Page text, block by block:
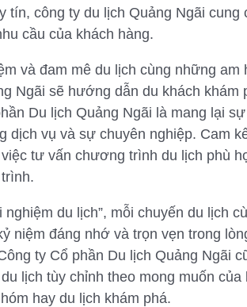
tín, công ty du lịch Quảng Ngãi cung
cầu của khách hàng.
và đam mê du lịch cùng những am
Ngãi sẽ hướng dẫn du khách khám
Du lịch Quảng Ngãi là mang lại
dịch vụ và sự chuyên nghiệp. Cam
tư vấn chương trình du lịch phù
du lịch”, mỗi chuyến du lịch
niệm đáng nhớ và trọn vẹn trong
ty Cổ phần Du lịch Quảng Ngãi
lịch tùy chỉnh theo mong muốn của
hay du lịch khám phá.